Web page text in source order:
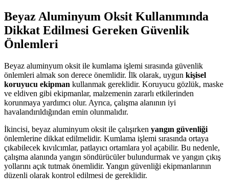
Beyaz Aluminyum Oksit Kullanımında
Dikkat Edilmesi Gereken Güvenlik
Önlemleri
Beyaz aluminyum oksit ile kumlama işlemi sırasında güvenlik
önlemleri almak son derece önemlidir. İlk olarak, uygun kişisel
koruyucu ekipman kullanmak gereklidir. Koruyucu gözlük, maske
ve eldiven gibi ekipmanlar, malzemenin zararlı etkilerinden
korunmaya yardımcı olur. Ayrıca, çalışma alanının iyi
havalandırıldığından emin olunmalıdır.
İkincisi, beyaz aluminyum oksit ile çalışırken yangın güvenliği
önlemlerine dikkat edilmelidir. Kumlama işlemi sırasında ortaya
çıkabilecek kıvılcımlar, patlayıcı ortamlara yol açabilir. Bu nedenle,
çalışma alanında yangın söndürücüler bulundurmak ve yangın çıkış
yollarını açık tutmak önemlidir. Yangın güvenliği ekipmanlarının
düzenli olarak kontrol edilmesi de gereklidir.